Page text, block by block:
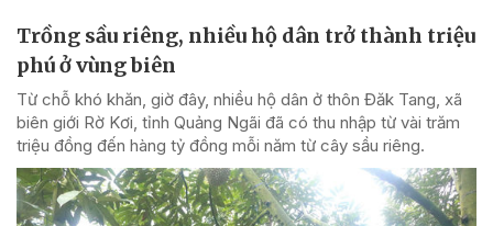
Trồng sầu riêng, nhiều hộ dân trở thành triệu
phú ở vùng biên
Từ chỗ khó khăn, giờ đây, nhiều hộ dân ở thôn Đăk Tang, xã
biên giới Rờ Kơi, tỉnh Quảng Ngãi đã có thu nhập từ vài trăm
triệu đồng đến hàng tỷ đồng mỗi năm từ cây sầu riêng.